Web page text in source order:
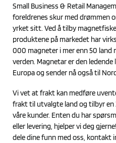
Small Business & Retail
foreldrenes skur med drømmen
yrket sitt. Ved å tilby
produktene på markedet har
000 magneter i mer enn 50 land
verden. Magnetar er den
Europa og sender nå også til
Vi vet at frakt kan medføre
frakt til utvalgte land og tilbyr en
våre kunder. Enten du har
eller levering, hjelper vi deg
dele dine funn med oss, kontakt